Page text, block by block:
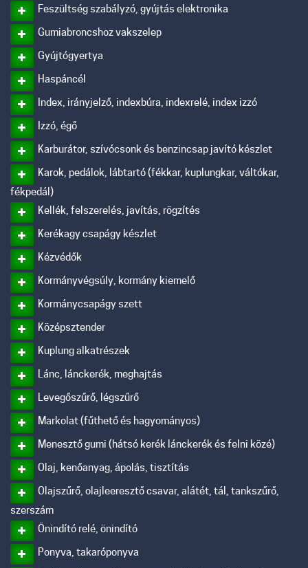
Feszültség szabályzó, gyújtás elektronika
Gumiabroncshoz vakszelep
Gyújtógyertya
Haspáncél
Index, irányjelző, indexbúra, indexrelé, index izzó
Izzó, égő
Karburátor, szívócsonk és benzincsap javító készlet
Karok, pedálok, lábtartó (fékkar, kuplungkar, váltókar,
fékpedál)
Kellék, felszerelés, javítás, rögzítés
Kerékagy csapágy készlet
Kézvédők
Kormányvégsúly, kormány kiemelő
Kormánycsapágy szett
Középsztender
Kuplung alkatrészek
Lánc, lánckerék, meghajtás
Levegőszűrő, légszűrő
Markolat (fűthető és hagyományos)
Menesztő gumi (hátsó kerék lánckerék és felni közé)
Olaj, kenőanyag, ápolás, tisztítás
Olajszűrő, olajleeresztő csavar, alátét, tál, tankszűrő,
szerszám
Önindító relé, önindító
Ponyva, takaróponyva